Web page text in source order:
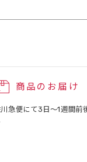
商品のお届け
急便にて3日～1週間前